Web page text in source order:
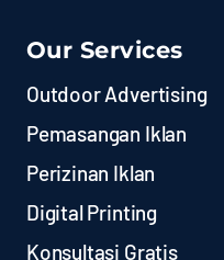
Our Services
Outdoor Advertising
Pemasangan Iklan
Perizinan Iklan
Digital Printing
Konsultasi Gratis